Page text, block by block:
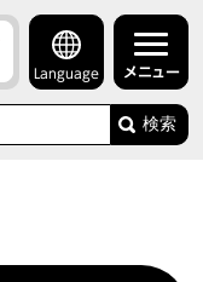
Language メニュー
検索